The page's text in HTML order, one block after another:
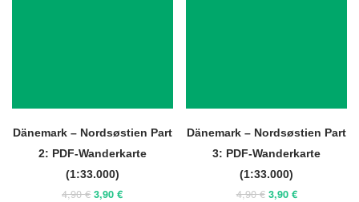
Dänemark – Nordsøstien Part
2: PDF-Wanderkarte
(1:33.000)
4,90€ Ursprünglicher
3,90€Aktueller
Dänemark – Nordsøstien Part
3: PDF-Wanderkarte
(1:33.000)
4,90€ Ursprünglicher
3,90 €Aktueller